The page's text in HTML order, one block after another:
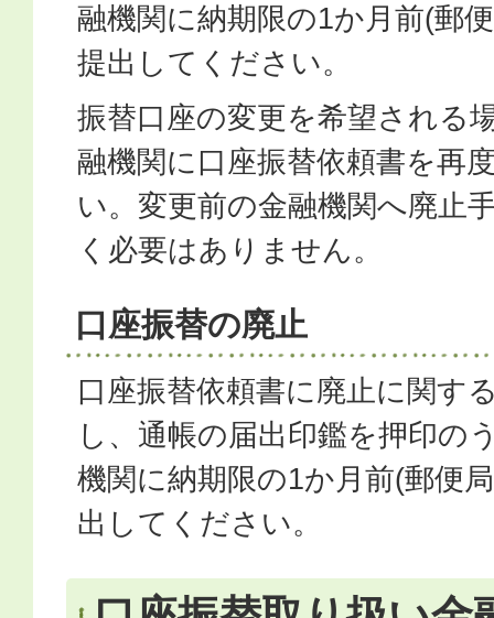
融機関に納期限の1か月前(郵
提出してください。
振替口座の変更を希望される
融機関に口座振替依頼書を再
い。変更前の金融機関へ廃止
く必要はありません。
口座振替の廃止
口座振替依頼書に廃止に関す
し、通帳の届出印鑑を押印の
機関に納期限の1か月前(郵便
出してください。